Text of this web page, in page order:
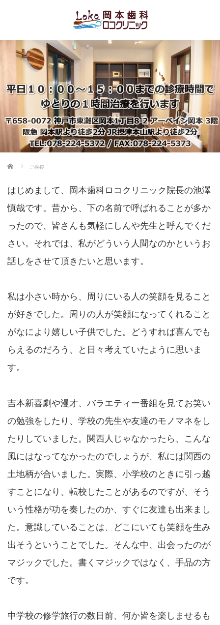
ホーム ご挨拶
はじめまして、岡本歯科ロコクリニック院長の池澤
慎哉です。昔から、下の名前で呼ばれることが多か
ったので、皆さんも気軽にしんや先生と呼んでくだ
さい。それでは、私がどういう人間なのかというお
話しをさせて頂きたいと思います。
私は小さい時から、周りにいる人の笑顔を見ること
が好きでした。周りの人が笑顔になってくれること
がなにより嬉しい子供でした。どうすれば喜んでも
らえるのだろう、と日々考えていたように思いま
す。
吉本新喜劇や漫才、バラエティー番組を見てお笑い
の勉強をしたり、学校の先生や友達のモノマネをし
たりしていました。関西人じゃなかったら、こんな
風にはなってなかったのでしょうが、私には関西の
土地柄が合いました。実際、小学校のときに引っ越
すことになり、転校したことがあるのですが、そう
いう性格が功を奏したのか、すぐに友達も出来まし
た。意識していることは、どこにいても笑顔を生み
出そうということでした。そんな中、出会ったのが
マジックでした。書くマジックではなく、手品の方
です。
中学校の修学旅行の数日前、何か皆を楽しませるも